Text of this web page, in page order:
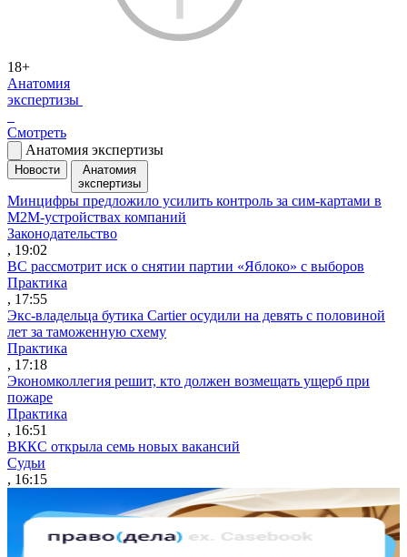
18+
Анатомия
экспертизы
Смотреть
Анатомия экспертизы
Новости
Анатомия
экспертизы
Минцифры предложило усилить контроль за сим-картами в
M2M-устройствах компаний
Законодательство
, 19:02
ВС рассмотрит иск о снятии партии «Яблоко» с выборов
Практика
, 17:55
Экс-владельца бутика Cartier осудили на девять с половиной
лет за таможенную схему
Практика
, 17:18
Экономколлегия решит, кто должен возмещать ущерб при
пожаре
Практика
, 16:51
ВККС открыла семь новых вакансий
Судьи
, 16:15